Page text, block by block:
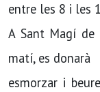
entre les 8 i les
A Sant Magí
matí, es donarà
esmorzar i